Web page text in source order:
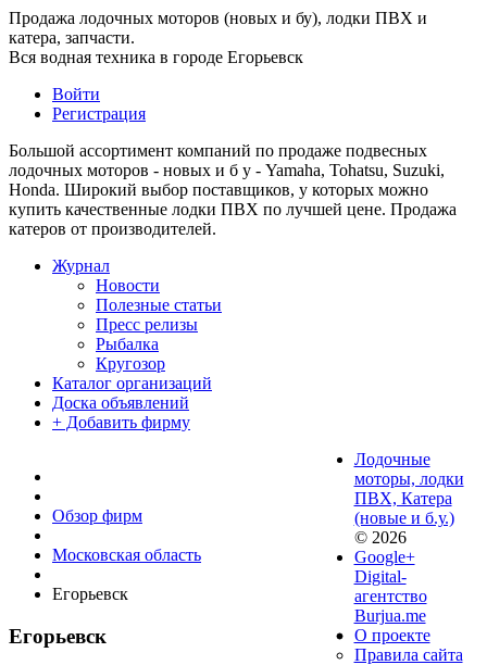
Продажа лодочных моторов (новых и бу), лодки ПВХ и
катера, запчасти.
Вся водная техника в городе Егорьевск
Войти
Регистрация
Большой ассортимент компаний по продаже подвесных
лодочных моторов - новых и б у - Yamaha, Tohatsu, Suzuki,
Honda. Широкий выбор поставщиков, у которых можно
купить качественные лодки ПВХ по лучшей цене. Продажа
катеров от производителей.
Журнал
Новости
Полезные статьи
Пресс релизы
Рыбалка
Кругозор
Каталог организаций
Доска объявлений
+ Добавить фирму
Обзор фирм
Московская область
Егорьевск
Егорьевск
Лодочные
моторы, лодки
ПВХ, Катера
(новые и б.у.)
© 2026
Google+
Digital-
агентство
Burjua.me
О проекте
Правила сайта